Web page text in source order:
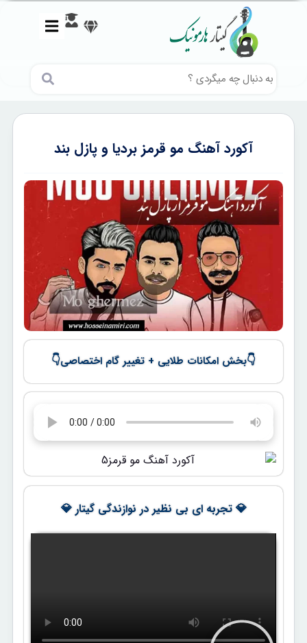
آکورد آهنگ مو قرمز بردیا و پازل بند
👇بخش امکانات طلایی + تغییر گام اختصاصی👇
💎 تجربه ای بی نظیر در نوازندگی گیتار 💎